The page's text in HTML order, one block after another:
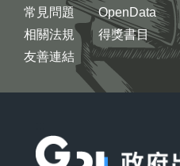
常見問題
相關法規
友善連結
OpenData
得獎書目